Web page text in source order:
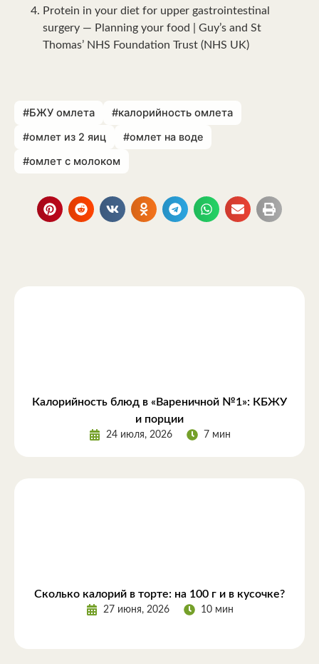
Protein in your diet for upper gastrointestinal
surgery — Planning your food | Guy’s and St
Thomas’ NHS Foundation Trust (NHS UK)
#БЖУ омлета #калорийность омлета
#омлет из 2 яиц #омлет на воде
#омлет с молоком
Калорийность блюд в «Вареничной №1»: КБЖУ
и порции
24 июля, 2026 7 мин
Сколько калорий в торте: на 100 г и в кусочке?
27 июня, 2026 10 мин